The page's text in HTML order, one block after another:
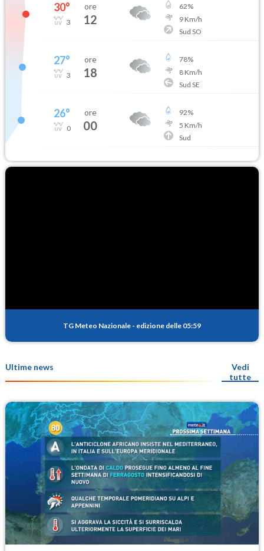
30°
3
ore
12
62%
9Km/h
Sud SO
27°
3
ore
18
78%
8Km/h
Sud SE
26°
0
ore
00
92%
5 Km/h
Sud
TG Meteo Nazionale - edizione delle 05:59
Ultime news
Vedi
tutte